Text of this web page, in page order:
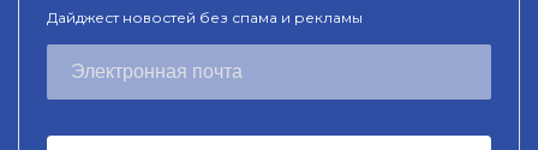
Дайджест новостей без спама и рекламы